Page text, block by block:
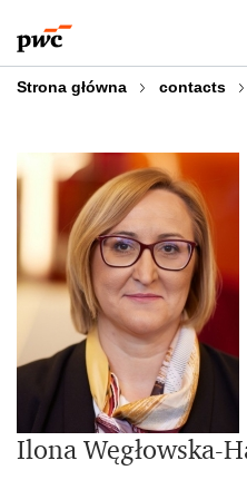
do
treści
do
stopki
Strona główna contacts
Ilona Węgłowska-